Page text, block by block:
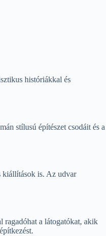
históriákkal és
stílusú építészet csodáit és a
kiállítások is. Az udvar
ragadóhat a látogatókat, akik